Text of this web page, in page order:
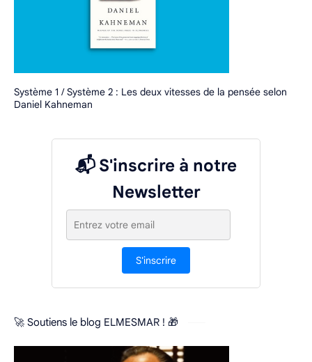
Système 1 / Système 2 : Les deux vitesses de la pensée selon
Daniel Kahneman
📬 S'inscrire à notre
Newsletter
S'inscrire
🚀 Soutiens le blog ELMESMAR ! 🎁